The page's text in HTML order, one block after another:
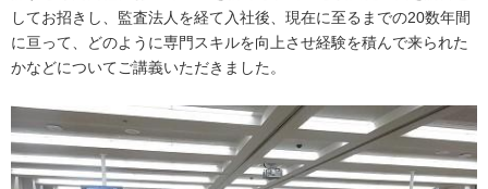
してお招きし、監査法人を経て入社後、現在に至るまでの20数年間
に亘って、どのように専門スキルを向上させ経験を積んで来られた
かなどについてご講義いただきました。